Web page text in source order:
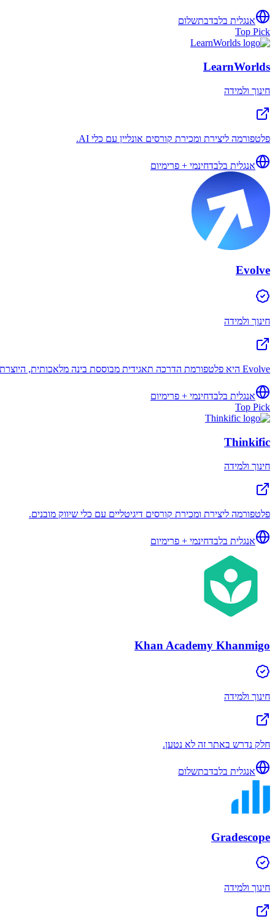
אנגלית בלבדבתשלום
Top Pick
LearnWorlds
חינוך ולמידה
פלטפורמה ליצירת ומכירת קורסים אונליין עם כלי AI.
אנגלית בלבדחינמי + פרימיום
Evolve
חינוך ולמידה
Evolve היא פלטפורמת הדרכה תאגידית מבוססת בינה מלאכותית, היוצרת באופן אוטומטי קורסים, בונה סימולציות, מעריכה מיומנויות ומספקת ניתוחים בזמן אמת לשיפור ביצועי הצוות.
אנגלית בלבדחינמי + פרימיום
Top Pick
Thinkific
חינוך ולמידה
פלטפורמה ליצירת ומכירת קורסים דיגיטליים עם כלי שיווק מובנים.
אנגלית בלבדחינמי + פרימיום
Khan Academy Khanmigo
חינוך ולמידה
חלק נדרש באתר זה לא נטען.
אנגלית בלבדבתשלום
Gradescope
חינוך ולמידה